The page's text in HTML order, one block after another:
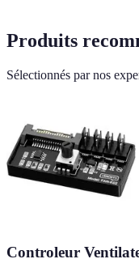
Produits
Sélectionnés par nos
Controleur